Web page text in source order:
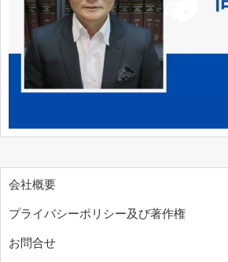
会社概要
プライバシーポリシー及び著作権
お問合せ